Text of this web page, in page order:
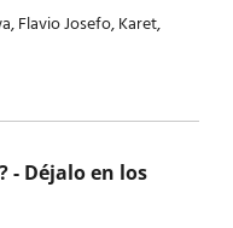
,Flavio Josefo,Karet,
- Déjalo en los